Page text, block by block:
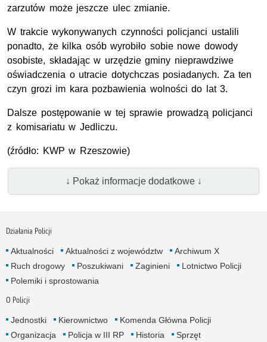
zarzutów może jeszcze ulec zmianie.
W trakcie wykonywanych czynności policjanci ustalili
ponadto, że kilka osób wyrobiło sobie nowe dowody
osobiste, składając w urzędzie gminy nieprawdziwe
oświadczenia o utracie dotychczas posiadanych. Za ten
czyn grozi im kara pozbawienia wolności do lat 3.
Dalsze postępowanie w tej sprawie prowadzą policjanci
z komisariatu w Jedliczu.
(źródło: KWP w Rzeszowie)
↓ Pokaż informacje dodatkowe ↓
Działania Policji
Aktualności Aktualności z województw
Archiwum X
Ruch drogowy
Poszukiwani Zaginieni
Lotnictwo Policji
Polemiki i sprostowania
O Policji
Jednostki Kierownictwo
Komenda Główna Policji
Organizacja
Policja w III RP Historia
Sprzęt